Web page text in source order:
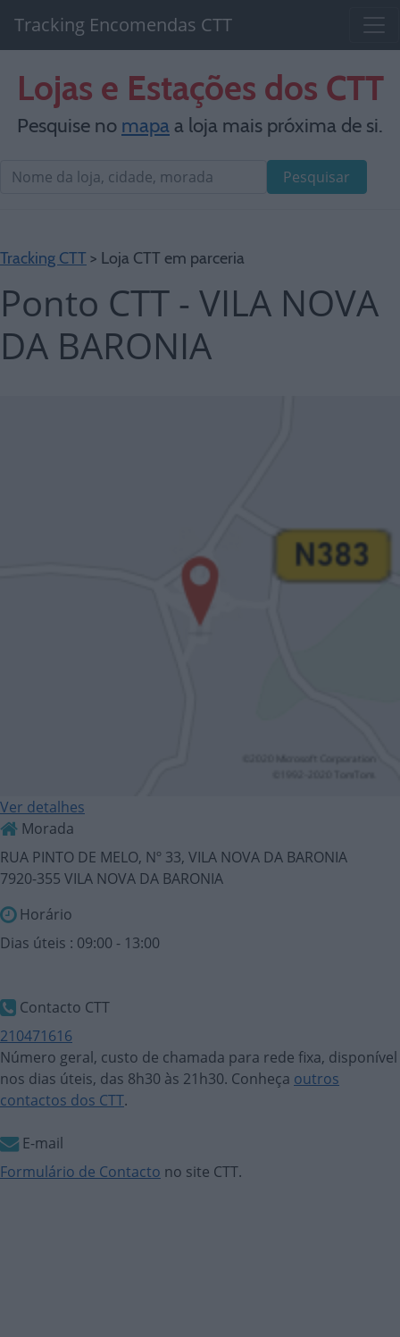
Tracking Encomendas CTT
Lojas e Estações dos CTT
Pesquise no mapaa loja mais próxima de si.
Pesquisar
Tracking CTT > Loja CTT em parceria
Ponto CTT - VILA NOVA
DA BARONIA
Ver detalhes
Morada
RUA PINTO DE MELO, Nº 33, VILA NOVA DA BARONIA
7920-355 VILA NOVA DA BARONIA
Horário
Dias úteis : 09:00 - 13:00
Contacto CTT
210471616
Número geral, custo de chamada para rede fixa, disponível
nos dias úteis, das 8h30 às 21h30. Conheça outros
contactos dos CTT.
E-mail
Formulário de Contacto no site CTT.